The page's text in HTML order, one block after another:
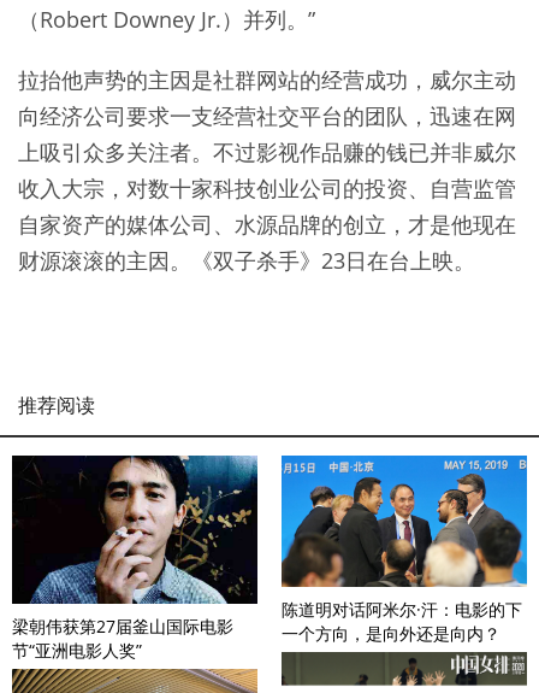
（Robert Downey Jr.）并列。”
拉抬他声势的主因是社群网站的经营成功，威尔主动
向经济公司要求一支经营社交平台的团队，迅速在网
上吸引众多关注者。不过影视作品赚的钱已并非威尔
收入大宗，对数十家科技创业公司的投资、自营监管
自家资产的媒体公司、水源品牌的创立，才是他现在
财源滚滚的主因。《双子杀手》23日在台上映。
推荐阅读
梁朝伟获第27届釜山国际电影
节“亚洲电影人奖”
陈道明对话阿米尔·汗：电影的下
一个方向，是向外还是向内？